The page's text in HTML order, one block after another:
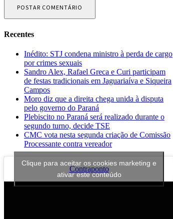
Recentes
Inédito: STJ condena ministro à perda de cargo
por crimes sexuais
Sandro Alex, Rafael Greca e Curi participam
de festas tradicionais em Jaguariaíva e Siqueira
Campos
Moro diz que a direita chega unida à disputa
pelo governo do Paraná
Plebiscito no Paraná será realizado durante o
segundo turno, decide TSE
CMC vota nesta segunda criação de Comissão
Processante contra vereador
Contraponto
Clique para aceitar os cookies marketing e
ativar este conteúdo